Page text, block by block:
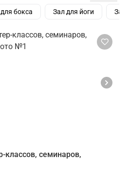
бокса Зал для йоги Зал
классов, семинаров,